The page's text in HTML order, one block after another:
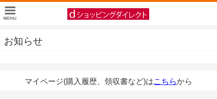
お知らせ
マイページ(購入履歴、領収書など)はこちらから